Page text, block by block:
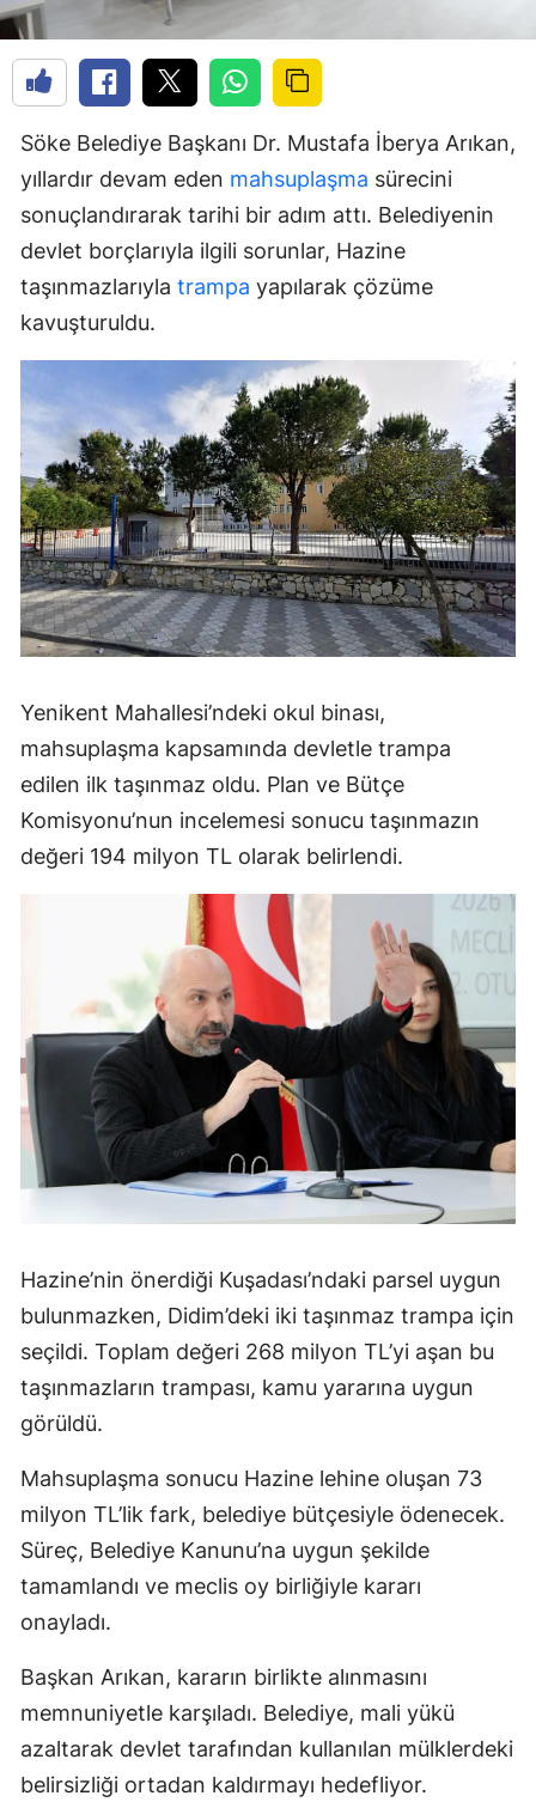
Söke Belediye Başkanı Dr. Mustafa İberya Arıkan,
yıllardır devam eden mahsuplaşma sürecini
sonuçlandırarak tarihi bir adım attı. Belediyenin
devlet borçlarıyla ilgili sorunlar, Hazine
taşınmazlarıyla trampa yapılarak çözüme
kavuşturuldu.
Yenikent Mahallesi’ndeki okul binası,
mahsuplaşma kapsamında devletle trampa
edilen ilk taşınmaz oldu. Plan ve Bütçe
Komisyonu’nun incelemesi sonucu taşınmazın
değeri 194 milyon TL olarak belirlendi.
Hazine’nin önerdiği Kuşadası’ndaki parsel uygun
bulunmazken, Didim’deki iki taşınmaz trampa için
seçildi. Toplam değeri 268 milyon TL’yi aşan bu
taşınmazların trampası, kamu yararına uygun
görüldü.
Mahsuplaşma sonucu Hazine lehine oluşan 73
milyon TL’lik fark, belediye bütçesiyle ödenecek.
Süreç, Belediye Kanunu’na uygun şekilde
tamamlandı ve meclis oy birliğiyle kararı
onayladı.
Başkan Arıkan, kararın birlikte alınmasını
memnuniyetle karşıladı. Belediye, mali yükü
azaltarak devlet tarafından kullanılan mülklerdeki
belirsizliği ortadan kaldırmayı hedefliyor.